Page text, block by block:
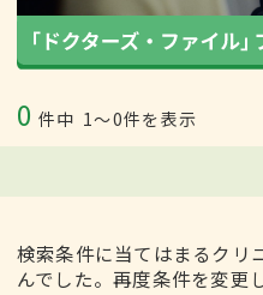
0 件中 1〜0件を表示
検索条件に当てはまるクリ
んでした。再度条件を変更